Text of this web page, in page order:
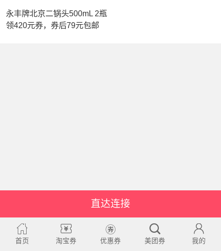
永丰牌北京二锅头500mL 2瓶
领420元券，券后79元包邮
直达连接
首页 淘宝券 优惠券 美团券 我的